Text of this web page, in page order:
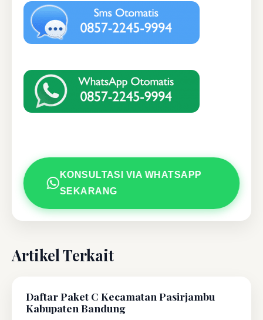
KONSULTASI VIA WHATSAPP
SEKARANG
Artikel Terkait
Daftar Paket C Kecamatan Pasirjambu
Kabupaten Bandung